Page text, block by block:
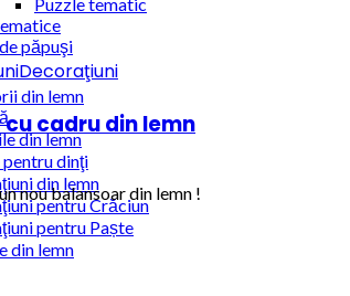
păpuşi
Decoraţiuni
din lemn
din lemn
dinţi
din lemn
pentru Crăciun
pentru Paște
din lemn
cadru din lemn
nou balansoar din lemn !